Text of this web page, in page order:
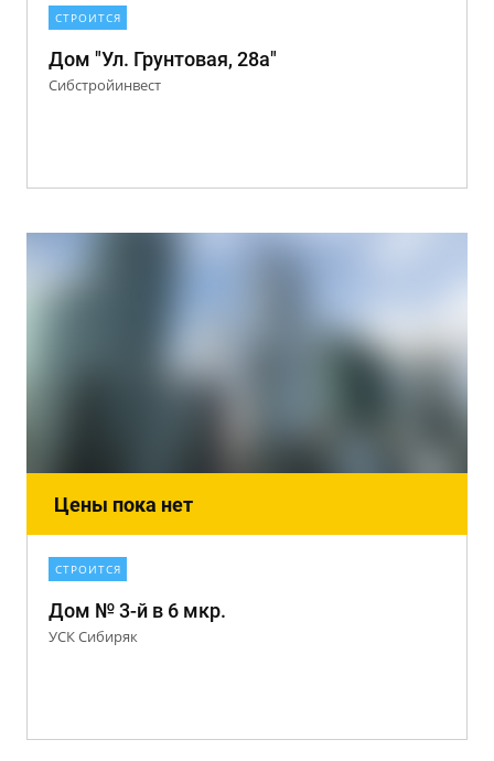
СТРОИТСЯ
Дом "Ул. Грунтовая, 28а"
Сибстройинвест
Цены пока нет
СТРОИТСЯ
Дом № 3-й в 6 мкр.
УСК Сибиряк